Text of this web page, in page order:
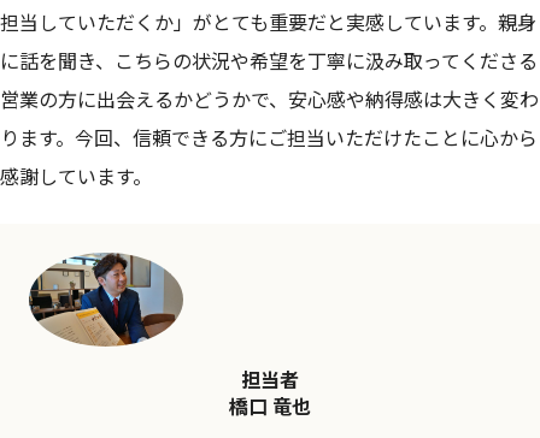
担当していただくか」がとても重要だと実感しています。親身
に話を聞き、こちらの状況や希望を丁寧に汲み取ってくださる
営業の方に出会えるかどうかで、安心感や納得感は大きく変わ
ります。今回、信頼できる方にご担当いただけたことに心から
感謝しています。
担当者
橋口 竜也